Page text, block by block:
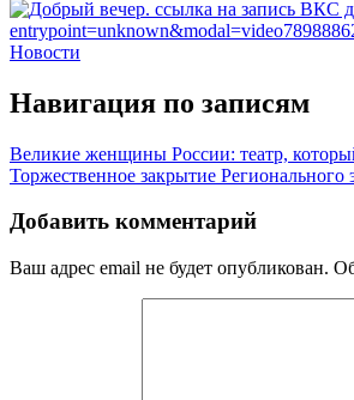
Новости
Навигация по записям
Великие женщины России: театр,
Торжественное закрытие
Добавить комментарий
Ваш адрес email не будет опубликован.